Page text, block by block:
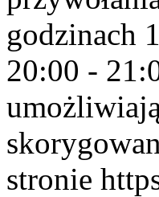
godzinach
20:00 -
stronie